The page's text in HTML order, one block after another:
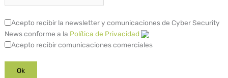
Acepto recibir la newsletter y comunicaciones de Cyber Security
News conforme a la Política de Privacidad
Acepto recibir comunicaciones comerciales